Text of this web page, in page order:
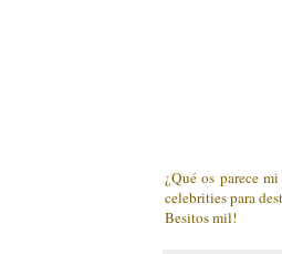
¿Qué os parece
celebrities para
Besitos mil!